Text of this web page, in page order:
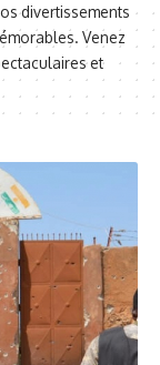
divertissements
Venez
et